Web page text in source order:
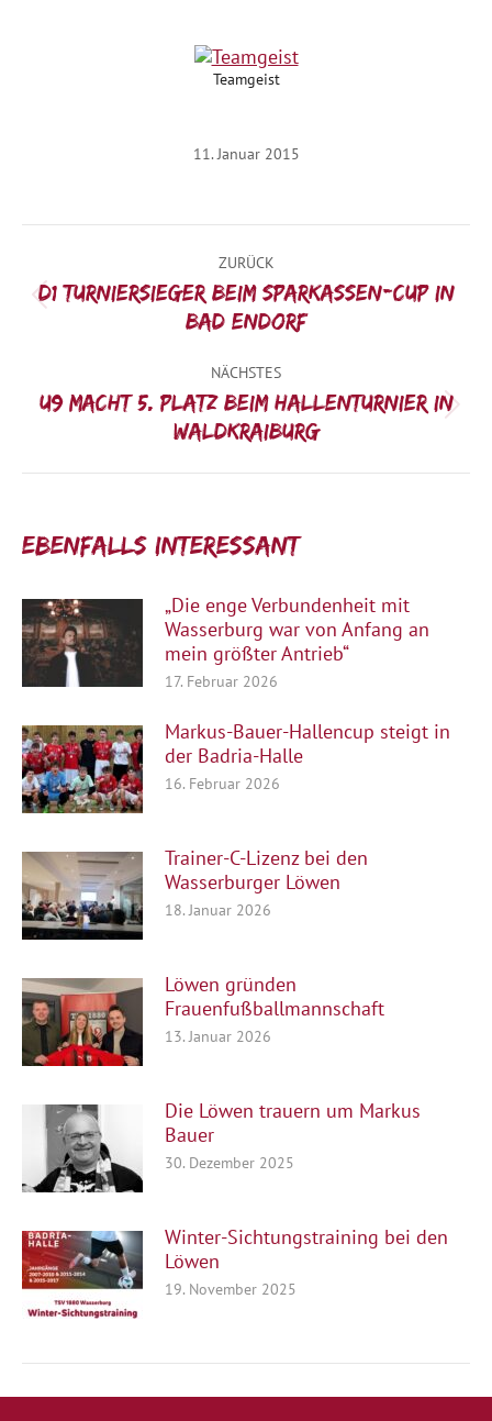
Teamgeist
11. Januar 2015
ZURÜCK
Vorheriger
Beitrag:
D1 Turniersieger beim Sparkassen-Cup in
Bad Endorf
NÄCHSTES
Nächster
Beitrag:
U9 macht 5. Platz beim Hallenturnier in
Waldkraiburg
Ebenfalls interessant:
„Die enge Verbundenheit mit
Wasserburg war von Anfang an
mein größter Antrieb“
17. Februar 2026
Markus-Bauer-Hallencup steigt in
der Badria-Halle
16. Februar 2026
Trainer-C-Lizenz bei den
Wasserburger Löwen
18. Januar 2026
Löwen gründen
Frauenfußballmannschaft
13. Januar 2026
Die Löwen trauern um Markus
Bauer
30. Dezember 2025
Winter-Sichtungstraining bei den
Löwen
19. November 2025